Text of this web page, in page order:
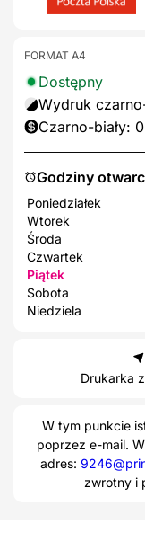
Godziny
Poniedziałek
Wtorek
Środa
Czwartek
Piątek
Sobota
Niedziela
FORMAT A4
Dostępny
Wydruk
Czarno-biały:
Drukarka
W tym punkcie
poprzez e-mail.
adres:
zwrotny i